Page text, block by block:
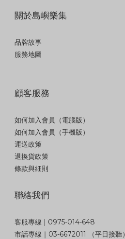
關於島嶼樂集
品牌故事
服務地圖
顧客服務
如何加入會員（電腦版）
如何加入會員（手機版）
運送政策
退換貨政策
條款與細則
聯絡我們
客服專線 | 0975-014-648
市話專線｜03-6672011 （平日接聽）